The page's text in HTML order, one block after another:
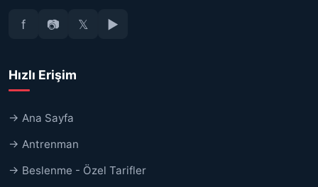
f 📷 𝕏 ▶
Hızlı Erişim
→ Ana Sayfa
→ Antrenman
→ Beslenme - Özel Tarifler